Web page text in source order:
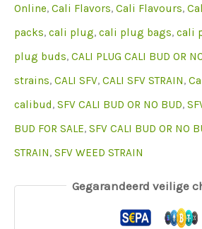
Online, Cali Flavors, Cali Flavours,
packs, cali plug, cali plug bags, cali
plug buds, CALI PLUG CALI BUD OR
strains, CALI SFV, CALI SFV STRAIN,
calibud , SFV CALI BUD OR NO BUD,
BUD FOR SALE, SFV CALI BUD OR NO
STRAIN, SFV WEED STRAIN
Gegarandeerd veilige